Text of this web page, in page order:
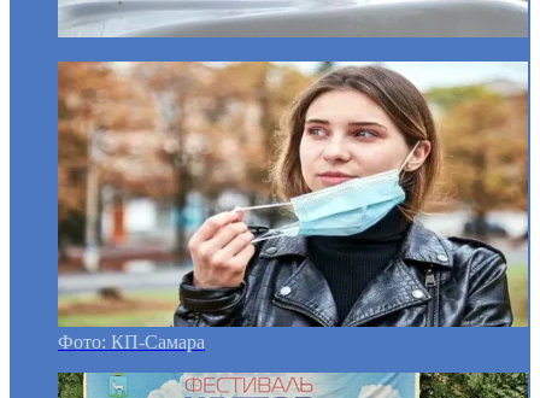
Фото: КП-Самара